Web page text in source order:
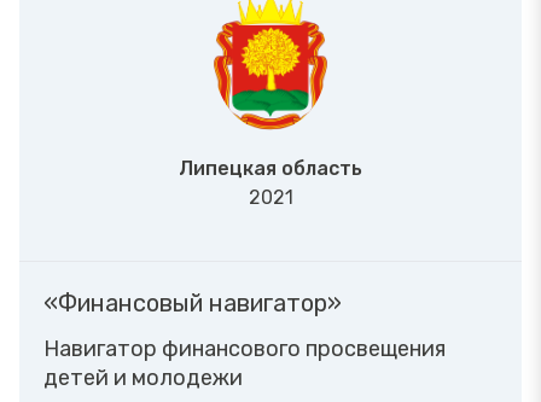
Липецкая область
2021
«Финансовый навигатор»
Навигатор финансового просвещения
детей и молодежи